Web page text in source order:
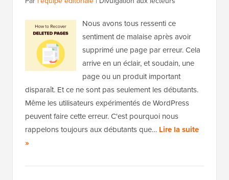
Nous avons tous ressenti ce
sentiment de malaise après avoir
supprimé une page par erreur. Cela
arrive en un éclair, et soudain, une
page ou un produit important
disparaît. Et ce ne sont pas seulement les débutants.
Même les utilisateurs expérimentés de WordPress
peuvent faire cette erreur. C'est pourquoi nous
rappelons toujours aux débutants que… Lire la suite
»